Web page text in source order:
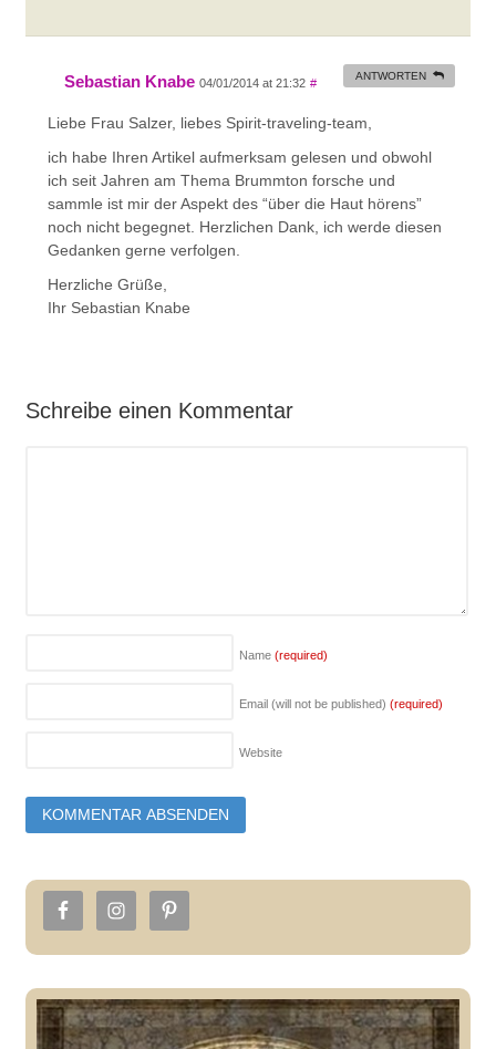
Sebastian Knabe 04/01/2014 at 21:32 #
Liebe Frau Salzer, liebes Spirit-traveling-team,
ich habe Ihren Artikel aufmerksam gelesen und obwohl
ich seit Jahren am Thema Brummton forsche und
sammle ist mir der Aspekt des “über die Haut hörens”
noch nicht begegnet. Herzlichen Dank, ich werde diesen
Gedanken gerne verfolgen.
Herzliche Grüße,
Ihr Sebastian Knabe
ANTWORTEN
Schreibe einen Kommentar
Name (required)
Email (will not be published) (required)
Website